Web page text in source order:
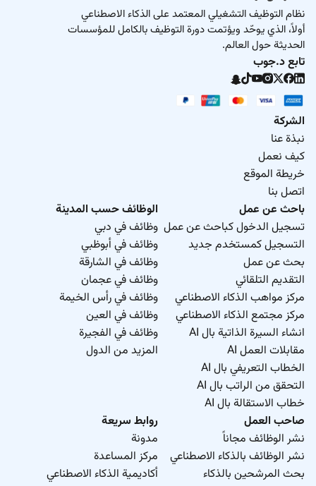
نظام التوظيف التشغيلي المعتمد على الذكاء الاصطناعي
أولاً، الذي يوحّد ويؤتمت دورة التوظيف بالكامل للمؤسسات
الحديثة حول العالم.
تابع د.جوب
الشركة
نبذة عنا
كيف نعمل
خريطة الموقع
اتصل بنا
باحث عن عمل
تسجيل الدخول كباحث عن عمل
التسجيل كمستخدم جديد
بحث عن عمل
التقديم التلقائي
مركز مواهب الذكاء الاصطناعي
مركز مجتمع الذكاء الاصطناعي
انشاء السيرة الذاتية بال AI
مقابلات العمل AI
الخطاب التعريفي بال AI
التحقق من الراتب بال AI
خطاب الاستقالة بال AI
الوظائف حسب المدينة
وظائف في دبي
وظائف في أبوظبي
وظائف في الشارقة
وظائف في عجمان
وظائف في رأس الخيمة
وظائف في العين
وظائف في الفجيرة
المزيد من الدول
صاحب العمل
نشر الوظائف مجاناً
نشر الوظائف بالذكاء الاصطناعي
بحث المرشحين بالذكاء
روابط سريعة
مدونة
مركز المساعدة
أكاديمية الذكاء الاصطناعي